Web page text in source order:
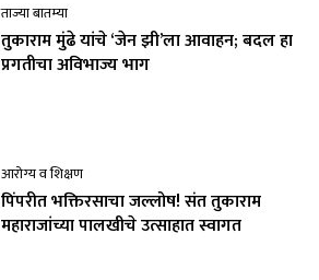
ताज्या बातम्या
तुकाराम मुंढे यांचे ‘जेन झी’ला आवाहन; बदल हा
प्रगतीचा अविभाज्य भाग
आरोग्य व शिक्षण
पिंपरीत भक्तिरसाचा जल्लोष! संत तुकाराम
महाराजांच्या पालखीचे उत्साहात स्वागत